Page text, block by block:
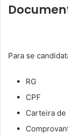
Para se
RG
CPF
Carteira de